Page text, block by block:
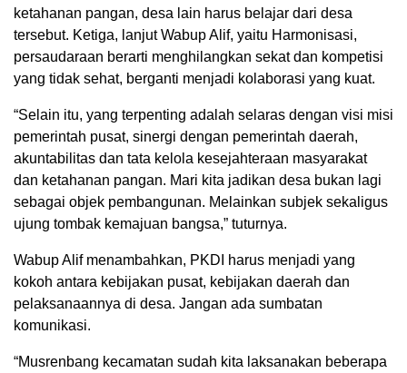
ketahanan pangan, desa lain harus belajar dari desa
tersebut. Ketiga, lanjut Wabup Alif, yaitu Harmonisasi,
persaudaraan berarti menghilangkan sekat dan kompetisi
yang tidak sehat, berganti menjadi kolaborasi yang kuat.
“Selain itu, yang terpenting adalah selaras dengan visi misi
pemerintah pusat, sinergi dengan pemerintah daerah,
akuntabilitas dan tata kelola kesejahteraan masyarakat
dan ketahanan pangan. Mari kita jadikan desa bukan lagi
sebagai objek pembangunan. Melainkan subjek sekaligus
ujung tombak kemajuan bangsa,” tuturnya.
Wabup Alif menambahkan, PKDI harus menjadi yang
kokoh antara kebijakan pusat, kebijakan daerah dan
pelaksanaannya di desa. Jangan ada sumbatan
komunikasi.
“Musrenbang kecamatan sudah kita laksanakan beberapa